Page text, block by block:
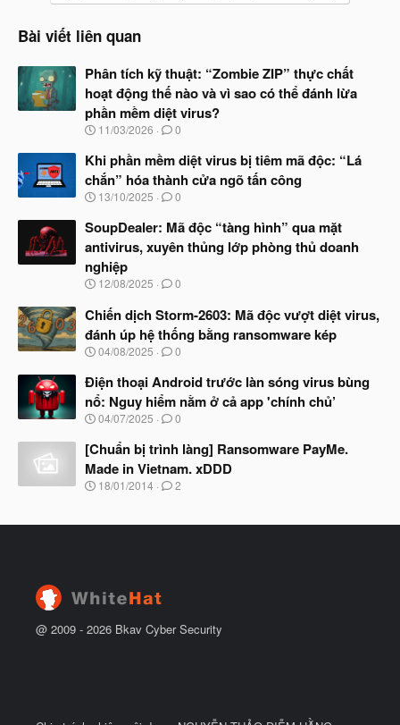
Bài viết liên quan
Phân tích kỹ thuật: “Zombie ZIP” thực chất
hoạt động thế nào và vì sao có thể đánh lừa
phần mềm diệt virus?
N
à
b
ắ
đ
ầ
u
11/03/2026 0
Khi phần mềm diệt virus bị tiêm mã độc: “Lá
chắn” hóa thành cửa ngõ tấn công
N
à
b
ắ
t
ầ
u
13/10/2025 0
SoupDealer: Mã độc “tàng hình” qua mặt
antivirus, xuyên thủng lớp phòng thủ doanh
nghiệp
N
à
y
b
ắ
đ
ầ
u
12/08/2025 0
Chiến dịch Storm-2603: Mã độc vượt diệt virus,
đánh úp hệ thống bằng ransomware kép
N
à
y
b
ắ
đ
ầ
u
04/08/2025 0
Điện thoại Android trước làn sóng virus bùng
nổ: Nguy hiểm nằm ở cả app 'chính chủ’
N
à
b
ắ
04/07/2025 0
[Chuẩn bị trình làng] Ransomware PayMe.
Made in Vietnam. xDDD
N
y
ầ
18/01/2014 2
@ 2009 - 2026 Bkav Cyber Security